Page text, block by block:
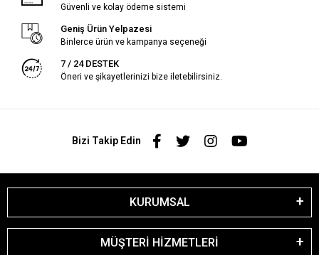
Güvenli ve kolay ödeme sistemi
Geniş Ürün Yelpazesi
Binlerce ürün ve kampanya seçeneği
7 / 24 DESTEK
Öneri ve şikayetlerinizi bize iletebilirsiniz.
Bizi Takip Edin
KURUMSAL
MÜŞTERİ HİZMETLERİ